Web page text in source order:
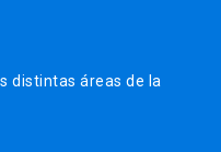
distintas áreas de la